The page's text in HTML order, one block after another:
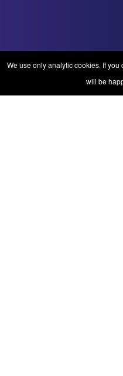
We use only analytic cookies. If
will be